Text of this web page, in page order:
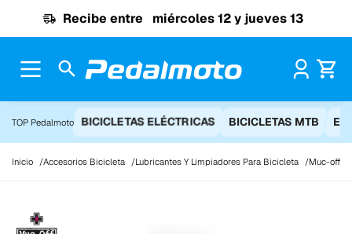
Recibe entre miércoles 12 y jueves 13
TOP Pedalmoto BICICLETAS ELÉCTRICAS BICICLETAS MTB
Inicio Accesorios Bicicleta Lubricantes Y Limpiadores Para Bicicleta Muc-off